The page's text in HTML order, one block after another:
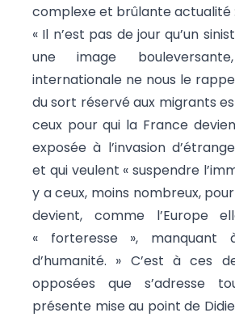
complexe et brûlante actualité
« Il n’est pas de jour qu’un
une image
internationale ne nous le
du sort réservé aux migrants
ceux pour qui la France
exposée à l’invasion
et qui veulent « suspendre
y a ceux, moins nombreux,
devient, comme l’Europe
« forteresse », manquant
d’humanité. » C’est à ces
opposées que s’adresse
présente mise au point de